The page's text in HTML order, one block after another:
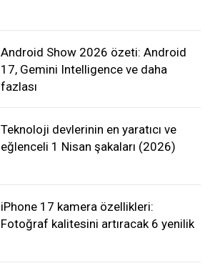
Android Show 2026 özeti: Android
17, Gemini Intelligence ve daha
fazlası
Teknoloji devlerinin en yaratıcı ve
eğlenceli 1 Nisan şakaları (2026)
iPhone 17 kamera özellikleri:
Fotoğraf kalitesini artıracak 6 yenilik